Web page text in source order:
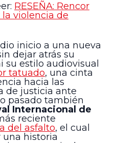
RESEÑA: Rencor
violencia de
inicio a una nueva
dejar atrás su
su estilo audiovisual
tatuado, una cinta
hacia las
de justicia ante
pasado también
Internacional de
reciente
del asfalto, el cual
historia